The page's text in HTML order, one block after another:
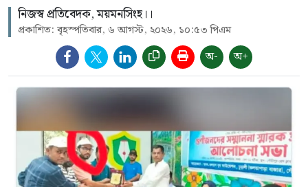
নিজস্ব প্রতিবেদক, ময়মনসিংহ।।
প্রকাশিত: বৃহস্পতিবার, ৬ আগস্ট, ২০২৬, ১০:৫৩ পিএম
অ- অ+